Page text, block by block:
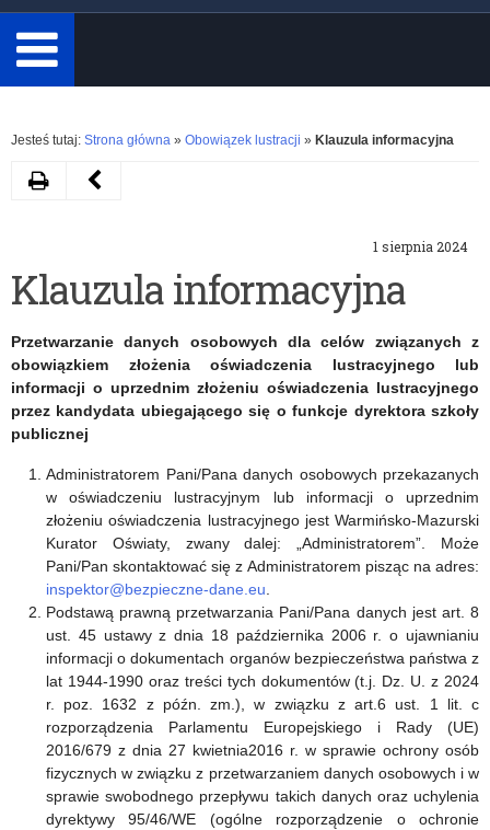
minimum
3
znaki.
Rozwiń
Jesteś tutaj: Strona główna » Obowiązek lustracji » Klauzula informacyjna
1 sierpnia 2024
Klauzula informacyjna
Przetwarzanie danych osobowych dla celów związanych z
obowiązkiem złożenia oświadczenia lustracyjnego lub
informacji o uprzednim złożeniu oświadczenia lustracyjnego
przez kandydata ubiegającego się o funkcje dyrektora szkoły
publicznej
Administratorem Pani/Pana danych osobowych przekazanych
w oświadczeniu lustracyjnym lub informacji o uprzednim
złożeniu oświadczenia lustracyjnego jest Warmińsko-Mazurski
Kurator Oświaty, zwany dalej: „Administratorem”. Może
Pani/Pan skontaktować się z Administratorem pisząc na adres:
inspektor@bezpieczne-dane.eu.
Podstawą prawną przetwarzania Pani/Pana danych jest art. 8
ust. 45 ustawy z dnia 18 października 2006 r. o ujawnianiu
informacji o dokumentach organów bezpieczeństwa państwa z
lat 1944-1990 oraz treści tych dokumentów (t.j. Dz. U. z 2024
r. poz. 1632 z późn. zm.), w związku z art.6 ust. 1 lit. c
rozporządzenia Parlamentu Europejskiego i Rady (UE)
2016/679 z dnia 27 kwietnia2016 r. w sprawie ochrony osób
fizycznych w związku z przetwarzaniem danych osobowych i w
sprawie swobodnego przepływu takich danych oraz uchylenia
dyrektywy 95/46/WE (ogólne rozporządzenie o ochronie
DrukujNastępny
–
lustracyjne
kandydata
stanowisko
dyrektora
szkoły
publicznej